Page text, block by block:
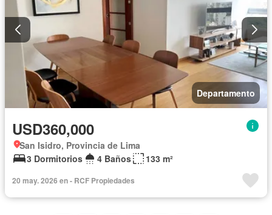
Departamento
USD360,000
San Isidro, Provincia de Lima
3 Dormitorios
4 Baños 133 m²
20 may. 2026 en - RCF Propiedades